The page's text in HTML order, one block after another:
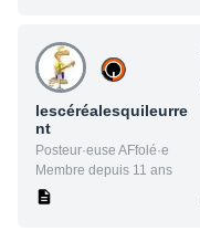
lescéréalesquileurre
nt
Posteur·euse AFfolé·e
Membre depuis 11 ans